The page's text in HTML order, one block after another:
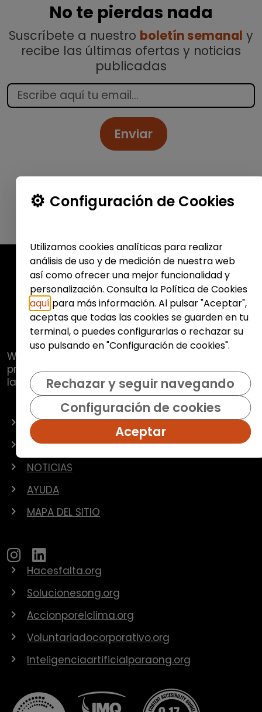
No te pierdas nada
Suscríbete a nuestro boletín semanal y
recibe las últimas ofertas y noticias
publicadas
Enviar
Web de
pretende promover y fomentar la inclusión
laboral de colectivos vulnerables.
OFERTAS
EMPRESAS
NOTICIAS
AYUDA
MAPA DEL SITIO
Hacesfalta.org
Solucionesong.org
Accionporelclima.org
Voluntariadocorporativo.org
Inteligenciaartificialparaong.org
Configuración de Cookies
Utilizamos cookies analíticas para realizar
análisis de uso y de medición de nuestra web
así como ofrecer una mejor funcionalidad y
personalización. Consulta la Política de Cookies
aquí para más información. Al pulsar "Aceptar",
aceptas que todas las cookies se guarden en tu
terminal, o puedes configurarlas o rechazar su
uso pulsando en "Configuración de cookies".
Rechazar y seguir navegando
Configuración de cookies
Aceptar